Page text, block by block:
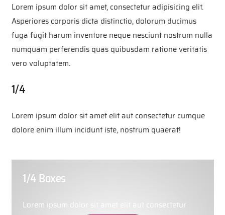
Lorem ipsum dolor sit amet, consectetur adipisicing elit.
Asperiores corporis dicta distinctio, dolorum ducimus
fuga fugit harum inventore neque nesciunt nostrum nulla
numquam perferendis quas quibusdam ratione veritatis
vero voluptatem.
1/4
Lorem ipsum dolor sit amet elit aut consectetur cumque
dolore enim illum incidunt iste, nostrum quaerat!
1/4 Boxes
Lorem ipsum dolor sit amet elit aut consectetur